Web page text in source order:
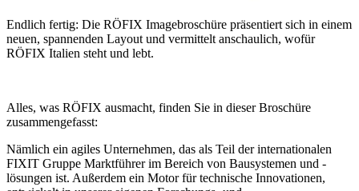
Endlich fertig: Die RÖFIX Imagebroschüre präsentiert sich in einem
neuen, spannenden Layout und vermittelt anschaulich, wofür
RÖFIX Italien steht und lebt.
Alles, was RÖFIX ausmacht, finden Sie in dieser Broschüre
zusammengefasst:
Nämlich ein agiles Unternehmen, das als Teil der internationalen
FIXIT Gruppe Marktführer im Bereich von Bausystemen und -
lösungen ist. Außerdem ein Motor für technische Innovationen,